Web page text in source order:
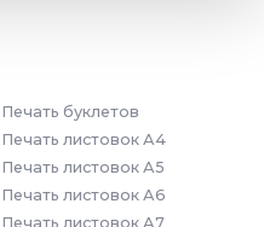
Печать буклетов
Печать листовок А4
Печать листовок А5
Печать листовок А6
Печать листовок А7